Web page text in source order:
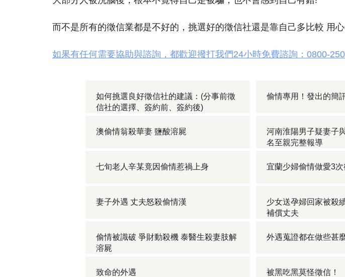
而不是所有的徵信業都是不好的，挑選好的徵信社還是靠自己多比較 用
如果有任何需要協助與諮詢，都歡迎撥打我們24小時免費諮詢：0800-
如何挑選良好徵信社的建議：(分事前徵
信社的選擇、簽約前、簽約後)
偷情專用！發出的簡
澳偷情翁殺華妻 鹽酸溶屍
河南淮陽男子疑妻子
名至親完整報導
七旬老人辛某竟因偷情惹禍上身 宜蘭少婦偷情做愛3
妻子外遇 丈夫怒殺偷情漢
少女送孕婦回家被殺
補償丈夫
偷情被識破 爭財動殺機 泰醫生殺妻肢解
溶屍
外遇蒐證都在做些甚
致命的外遇 被黑吃黑莫怪徵信！